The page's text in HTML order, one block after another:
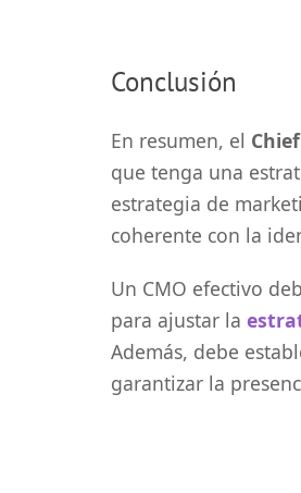
Conclusión
En resumen, el
que tenga una
estrategia de
coherente con la
Un CMO efectivo
para ajustar la
Además, debe
garantizar la